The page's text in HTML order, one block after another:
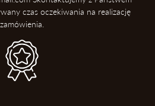
czas oczekiwania na realizację
zamówienia.